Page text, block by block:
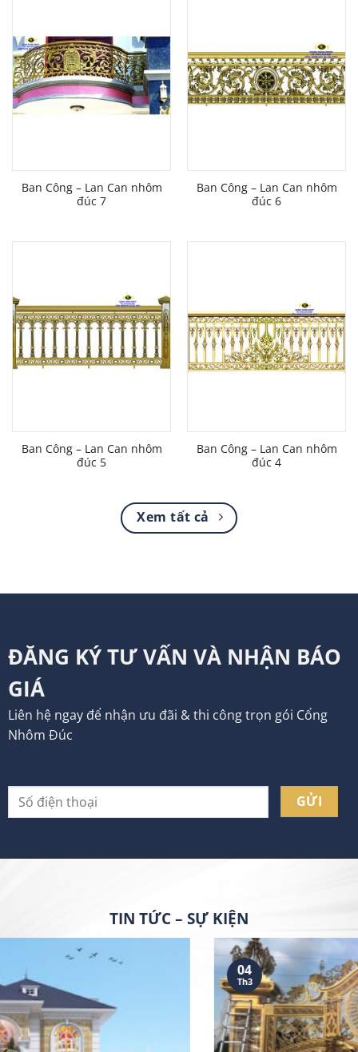
Ban Công – Lan Can nhôm
đúc 7
Ban Công – Lan Can nhôm
đúc 6
Ban Công – Lan Can nhôm
đúc 5
Ban Công – Lan Can nhôm
đúc 4
Xem tất cả
ĐĂNG KÝ TƯ VẤN VÀ NHẬN BÁO
GIÁ
Liên hệ ngay để nhận ưu đãi & thi công trọn gói Cổng
Nhôm Đúc
TIN TỨC – SỰ KIỆN
Th3